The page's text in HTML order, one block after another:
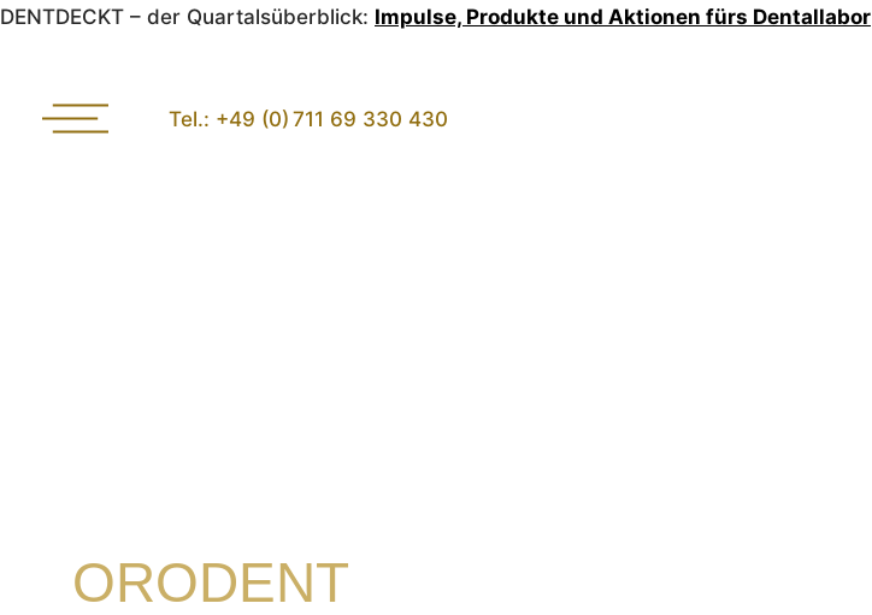
DENTDECKT – der Quartalsüberblick: Impulse, Produkte und Aktionen fürs Dentallabor
Tel.: +49 (0) 711 69 330 430
ORODENT